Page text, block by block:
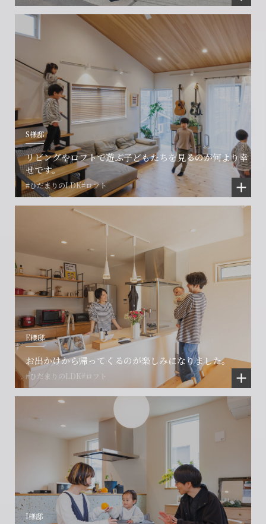
S様邸
リビングやロフトで遊ぶ子どもたちを見るのが何より幸
せです。
#ひだまりのLDK#ロフト
E様邸
お出かけから帰ってくるのが楽しみになりました。
#ひだまりのLDK#ロフト
I様邸